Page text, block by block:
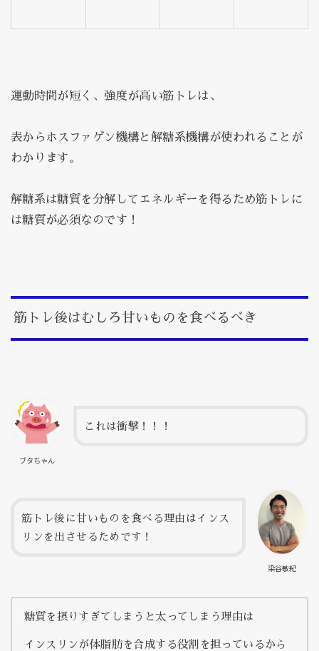
運動時間が短く、強度が高い筋トレは、
表からホスファゲン機構と解糖系機構が使われることが
わかります。
解糖系は糖質を分解してエネルギーを得るため筋トレに
は糖質が必須なのです！
筋トレ後はむしろ甘いものを食べるべき
ブタちゃん
これは衝撃！！！
染谷敏紀
筋トレ後に甘いものを食べる理由はインス
リンを出させるためです！
糖質を摂りすぎてしまうと太ってしまう理由は
インスリンが体脂肪を合成する役割を担っているから